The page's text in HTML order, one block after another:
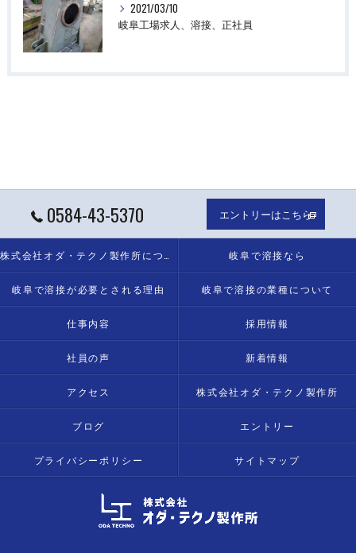
2021/03/10
岐阜工場求人、溶接、正社員
0584-43-5370 エントリーはこちら
岐阜で溶接なら
岐阜で溶接が必要とされる理由 岐阜で溶接の業種について
仕事内容 採用情報
社員の声 新着情報
アクセス 株式会社オダ・テクノ製作所
ブログ エントリー
プライバシーポリシー サイトマップ